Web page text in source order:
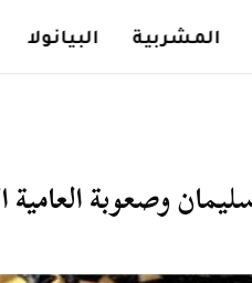
المشربية البيانولا
وصعوبة العامية